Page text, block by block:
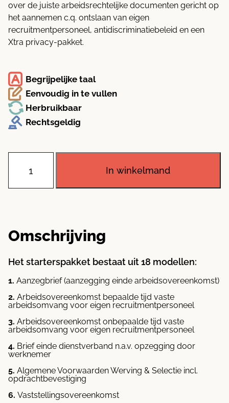
over de juiste arbeidsrechtelijke documenten gericht op
het aannemen c.q. ontslaan van eigen
recruitmentpersoneel, antidiscriminatiebeleid en een
Xtra privacy-pakket.
Begrijpelijke taal
Eenvoudig in te vullen
Herbruikbaar
Rechtsgeldig
Starterspakket
personeel
Xtra
In winkelmand
Omschrijving
Het starterspakket bestaat uit 18 modellen:
Aanzegbrief (aanzegging einde arbeidsovereenkomst)
Arbeidsovereenkomst bepaalde tijd vaste
arbeidsomvang voor eigen recruitmentpersoneel
Arbeidsovereenkomst onbepaalde tijd vaste
arbeidsomvang voor eigen recruitmentpersoneel
Brief einde dienstverband n.a.v. opzegging door
werknemer
Algemene Voorwaarden Werving & Selectie incl.
opdrachtbevestiging
Vaststellingsovereenkomst